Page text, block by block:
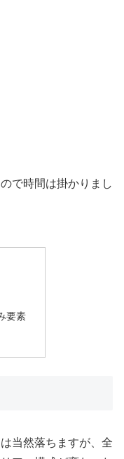
で時間は掛かりまし
要素
当然落ちますが、全